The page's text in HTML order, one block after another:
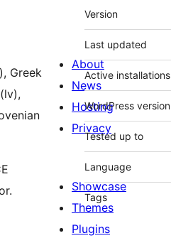
Greek
ཟུར་
བརྗོད།
Version
Last updated
Active installations
WordPress version
Tested up to
Language
Tags
About
News
Hosting
Privacy
Showcase
Themes
Plugins